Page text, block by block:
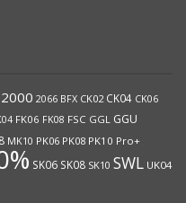
2000 2066 BFX CK02 CK04 CK06
FK06 FK08 FSC GGL GGU
MK10 PK06 PK08 PK10 Pro+
SK06 SK08 SK10 SWL UK04